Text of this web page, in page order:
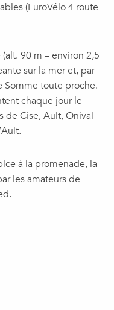
(EuroVélo 4 route
90 m – environ 2,5
sur la mer et, par
Somme toute proche.
chaque jour le
de Cise, Ault, Onival
à la promenade, la
les amateurs de